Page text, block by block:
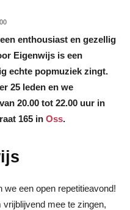
enthousiast en gezellig
Eigenwijs is een
echte popmuziek zingt.
25 leden en we
20.00 tot 22.00 uur in
165 in Oss.
we een open repetitieavond!
mee te zingen,